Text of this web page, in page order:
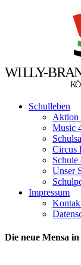
WILLY-BRA
KÖ
Schulleben
Aktion
Music
Circus
Unser
Impressum
Die neue Mensa